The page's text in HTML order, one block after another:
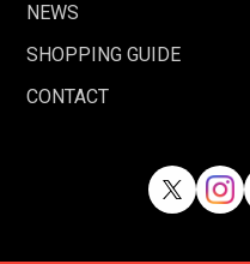
NEWS
SHOPPING GUIDE
CONTACT